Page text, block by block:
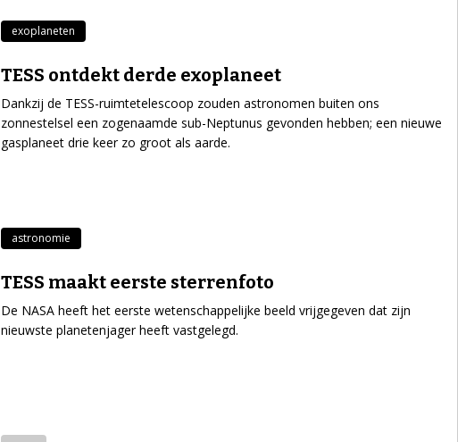
exoplaneten
TESS ontdekt derde exoplaneet
Dankzij de TESS-ruimtetelescoop zouden astronomen buiten ons
zonnestelsel een zogenaamde sub-Neptunus gevonden hebben; een nieuwe
gasplaneet drie keer zo groot als aarde.
astronomie
TESS maakt eerste sterrenfoto
De NASA heeft het eerste wetenschappelijke beeld vrijgegeven dat zijn
nieuwste planetenjager heeft vastgelegd.